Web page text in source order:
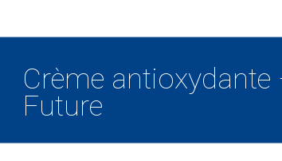
Crème antioxydante
Future